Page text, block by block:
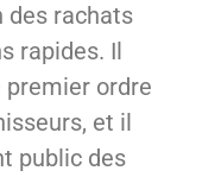
des rachats
rapides. Il
ordre
et il
public des